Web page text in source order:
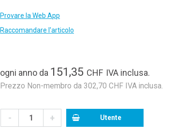
Provare la Web App
Raccomandare l'articolo
ogni anno da 151,35 CHF IVA inclusa.
Prezzo Non-membro da 302,70 CHF IVA inclusa.
- + Utente